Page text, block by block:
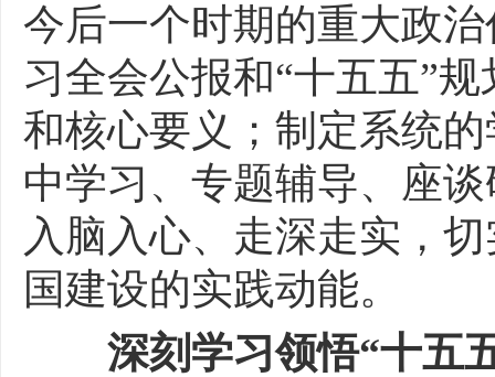
今后一个时期的重大政
习全会公报和“十五五”
和核心要义；制定系统
中学习、专题辅导、座
入脑入心、走深走实，
国建设的实践动能。
深刻学习领悟“十五